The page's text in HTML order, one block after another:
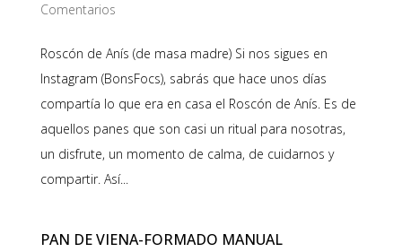
Comentarios
Roscón de Anís (de masa madre) Si nos sigues en
Instagram (BonsFocs), sabrás que hace unos días
compartía lo que era en casa el Roscón de Anís. Es de
aquellos panes que son casi un ritual para nosotras,
un disfrute, un momento de calma, de cuidarnos y
compartir. Así...
PAN DE VIENA-FORMADO MANUAL